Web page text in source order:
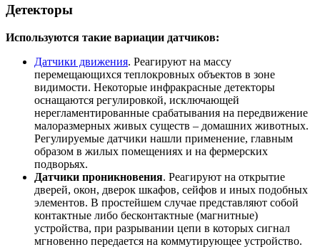
Детекторы
Используются такие вариации датчиков:
Датчики движения. Реагируют на массу
перемещающихся теплокровных объектов в зоне
видимости. Некоторые инфракрасные детекторы
оснащаются регулировкой, исключающей
нерегламентированные срабатывания на передвижение
малоразмерных живых существ – домашних животных.
Регулируемые датчики нашли применение, главным
образом в жилых помещениях и на фермерских
подворьях.
Датчики проникновения. Реагируют на открытие
дверей, окон, дверок шкафов, сейфов и иных подобных
элементов. В простейшем случае представляют собой
контактные либо бесконтактные (магнитные)
устройства, при разрывании цепи в которых сигнал
мгновенно передается на коммутирующее устройство.